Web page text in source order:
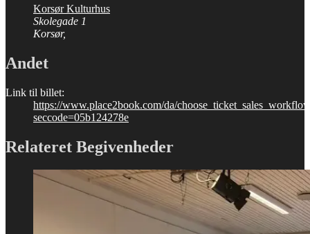
Korsør Kulturhus
Skolegade 1
Korsør,
Andet
Link til billet:
https://www.place2book.com/da/
seccode=05b124278e
Relateret Begivenheder